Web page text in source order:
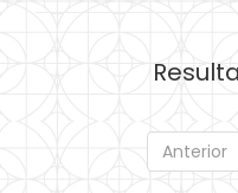
Anterior